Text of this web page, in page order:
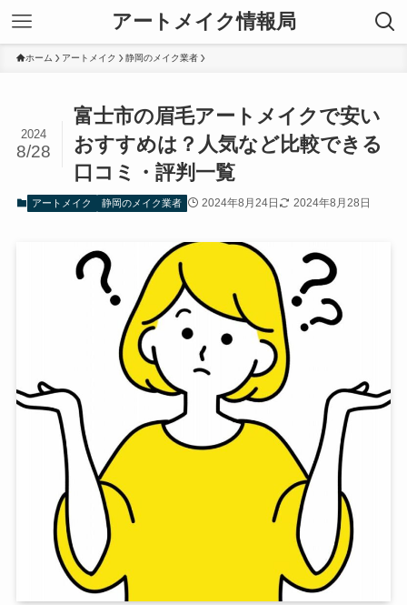
アートメイク情報局
ホーム アートメイク 静岡のメイク業者
富士市の眉毛アートメイクで安い
おすすめは？人気など比較できる
口コミ・評判一覧
2024
8/28
アートメイク 静岡のメイク業者 2024年8月24日 2024年8月28日